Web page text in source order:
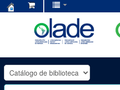
OLADE
-